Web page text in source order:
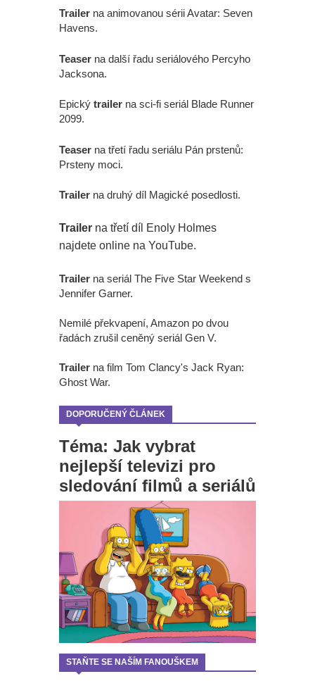
Trailer na animovanou sérii Avatar: Seven
Havens.
Teaser na další řadu seriálového Percyho
Jacksona.
Epický trailer na sci-fi seriál Blade Runner
2099.
Teaser na třetí řadu seriálu Pán prstenů:
Prsteny moci.
Trailer na druhý díl Magické posedlosti.
Trailer na třetí díl Enoly Holmes
najdete online na YouTube.
Trailer na seriál The Five Star Weekend s
Jennifer Garner.
Nemilé překvapení, Amazon po dvou
řadách zrušil ceněný seriál Gen V.
Trailer na film Tom Clancy's Jack Ryan:
Ghost War.
DOPORUČENÝ ČLÁNEK
Téma: Jak vybrat
nejlepší televizi pro
sledování filmů a seriálů
STAŇTE SE NAŠÍM FANOUŠKEM